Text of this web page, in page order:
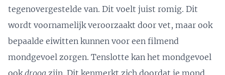
tegenovergestelde van. Dit voelt juist romig. Dit
wordt voornamelijk veroorzaakt door vet, maar ook
bepaalde eiwitten kunnen voor een filmend
mondgevoel zorgen. Tenslotte kan het mondgevoel